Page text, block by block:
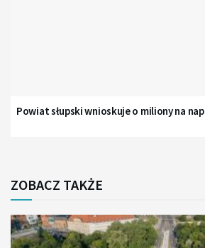
Powiat słupski wnioskuje o miliony na
ZOBACZ TAKŻE